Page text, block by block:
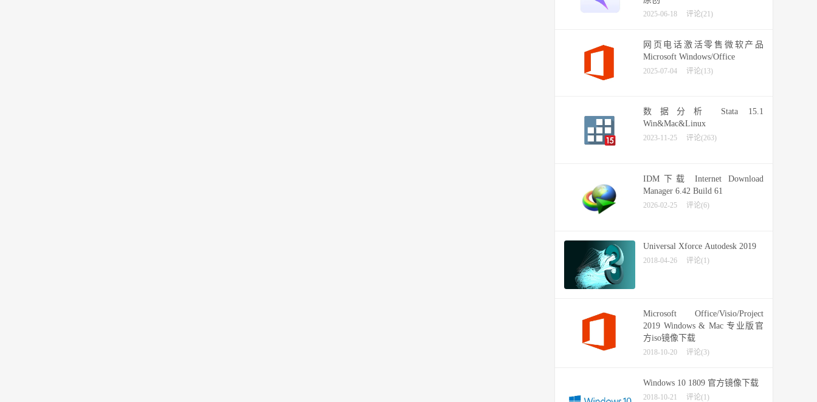
2025-06-18 评论(21)
网页电话激活零售微软产品
Microsoft Windows/Office
2025-07-04 评论(13)
数据分析 Stata 15.1
Win&Mac&Linux
2023-11-25 评论(263)
IDM下载 Internet Download
Manager 6.42 Build 61
2026-02-25 评论(6)
Universal Xforce Autodesk 2019
2018-04-26 评论(1)
Microsoft Office/Visio/Project
2019 Windows & Mac 专业版官
方iso镜像下载
2018-10-20 评论(3)
Windows 10 1809 官方镜像下载
2018-10-21 评论(1)